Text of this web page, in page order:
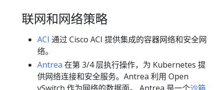
联网和网络策略
ACI 通过 Cisco ACI 提供集成的容器网络和安全网
络。
Antrea 在第 3/4 层执行操作，为 Kubernetes 提
供网络连接和安全服务。Antrea 利用 Open